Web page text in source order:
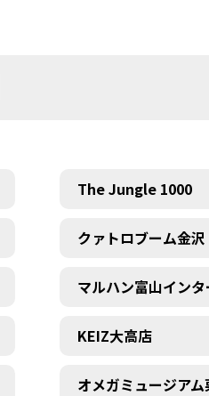
The Jungle 1000
クァトロブーム金沢
マルハン富山イン
KEIZ大高店
オメガミュージアム